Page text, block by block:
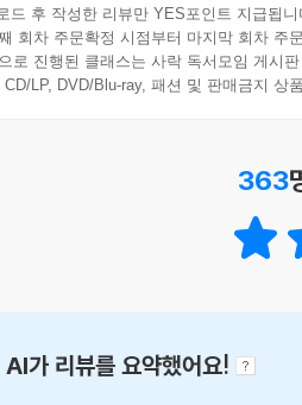
어 하나하나의 의미도 빠뜨리지
드 후 작성한 리뷰만 YES포인트 지급됩니
회차 주문확정 시점부터 마지막 회차 주
로 진행된 클래스는 사락 독서모임 게시
LP, DVD/Blu-ray, 패션 및 판매금지 상
363
AI가 리뷰를 요약했어요!